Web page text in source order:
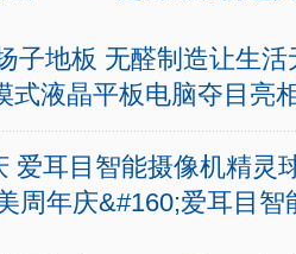
子地板 无醛制造让生活
式液晶平板电脑夺目亮
爱耳目智能摄像机精灵
周年庆&#160;爱耳目智